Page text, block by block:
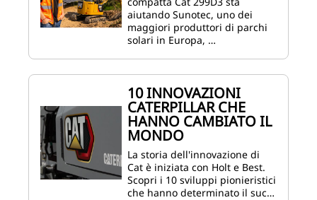
aiutando Sunotec, uno dei
maggiori produttori di parchi
solari in Europa, …
10 INNOVAZIONI
CATERPILLAR CHE
HANNO CAMBIATO IL
MONDO
La storia dell'innovazione di
Cat è iniziata con Holt e Best.
Scopri i 10 sviluppi pionieristici
che hanno determinato il suc…